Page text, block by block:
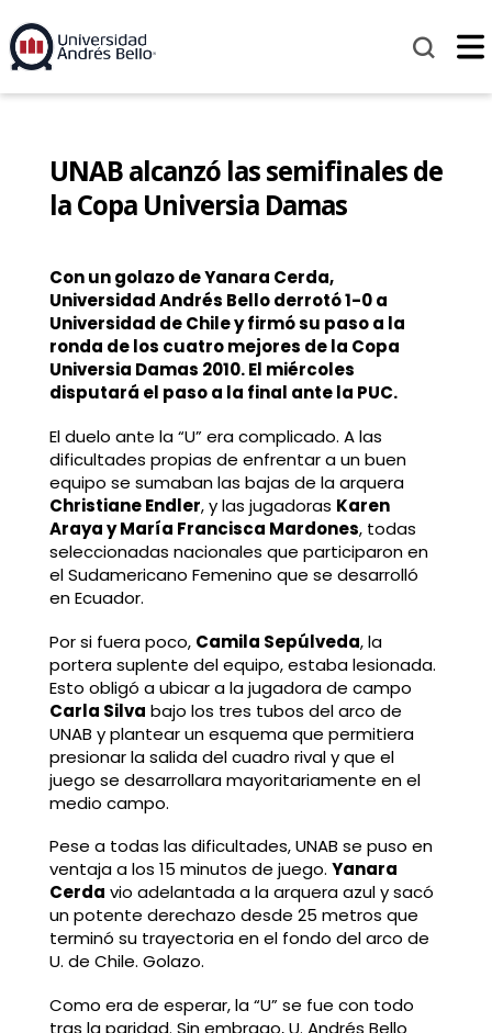
UNAB alcanzó las semifinales de
la Copa Universia Damas
Con un golazo de Yanara Cerda,
Universidad Andrés Bello derrotó 1-0 a
Universidad de Chile y firmó su paso a la
ronda de los cuatro mejores de la Copa
Universia Damas 2010. El miércoles
disputará el paso a la final ante la PUC.
El duelo ante la “U” era complicado. A las
dificultades propias de enfrentar a un buen
equipo se sumaban las bajas de la arquera
Christiane Endler, y las jugadoras Karen
Araya y María Francisca Mardones, todas
seleccionadas nacionales que participaron en
el Sudamericano Femenino que se desarrolló
en Ecuador.
Por si fuera poco, Camila Sepúlveda, la
portera suplente del equipo, estaba lesionada.
Esto obligó a ubicar a la jugadora de campo
Carla Silva bajo los tres tubos del arco de
UNAB y plantear un esquema que permitiera
presionar la salida del cuadro rival y que el
juego se desarrollara mayoritariamente en el
medio campo.
Pese a todas las dificultades, UNAB se puso en
ventaja a los 15 minutos de juego. Yanara
Cerda vio adelantada a la arquera azul y sacó
un potente derechazo desde 25 metros que
terminó su trayectoria en el fondo del arco de
U. de Chile. Golazo.
Como era de esperar, la “U” se fue con todo
tras la paridad. Sin embrago, U. Andrés Bello